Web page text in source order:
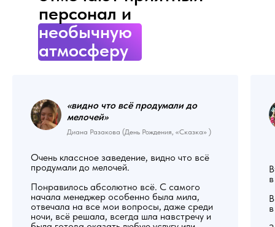
персонал и
необычную
атмосферу
«видно что всё продумали до
мелочей»
Диана Разакова (День Рождения, «Сказка» )
Очень классное заведение, видно что всё
продумали до мелочей.
Понравилось абсолютно всё. С самого
начала менеджер особенно была мила,
отвечала на все мои вопросы, даже среди
ночи, всё решала, всегда шла навстречу и